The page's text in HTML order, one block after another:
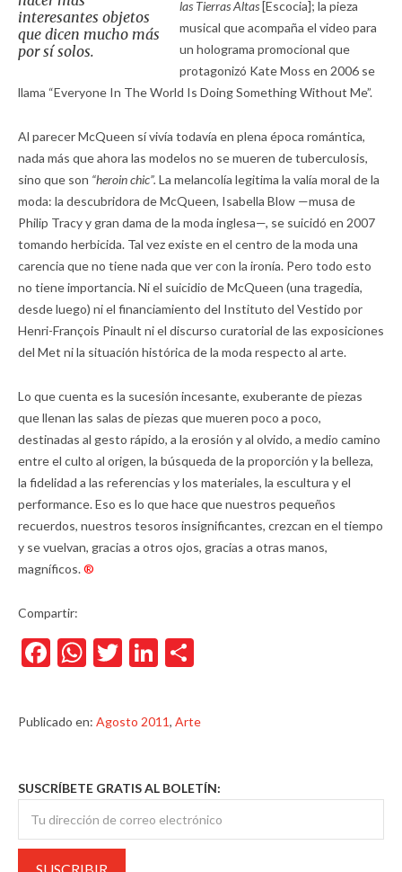
interesantes objetos
que dicen mucho más
por sí solos.
las Tierras Altas[Escocia]; la pieza
musical que acompaña el video para
un holograma promocional que
protagonizó Kate Moss en 2006 se
llama “Everyone In The World Is Doing Something Without Me”.
Al parecer McQueen sí vivía todavía en plena época romántica,
nada más que ahora las modelos no se mueren de tuberculosis,
sino que son “heroin chic”. La melancolía legitima la valía moral de la
moda: la descubridora de McQueen, Isabella Blow —musa de
Philip Tracy y gran dama de la moda inglesa—, se suicidó en 2007
tomando herbicida. Tal vez existe en el centro de la moda una
carencia que no tiene nada que ver con la ironía. Pero todo esto
no tiene importancia. Ni el suicidio de McQueen (una tragedia,
desde luego) ni el financiamiento del Instituto del Vestido por
Henri-François Pinault ni el discurso curatorial de las exposiciones
del Met ni la situación histórica de la moda respecto al arte.
Lo que cuenta es la sucesión incesante, exuberante de piezas
que llenan las salas de piezas que mueren poco a poco,
destinadas al gesto rápido, a la erosión y al olvido, a medio camino
entre el culto al origen, la búsqueda de la proporción y la belleza,
la fidelidad a las referencias y los materiales, la escultura y el
performance. Eso es lo que hace que nuestros pequeños
recuerdos, nuestros tesoros insignificantes, crezcan en el tiempo
y se vuelvan, gracias a otros ojos, gracias a otras manos,
magníficos.®
Compartir:
Facebook
WhatsApp
TwitterLinkedIn
Publicado en: Agosto 2011, Arte
SUSCRÍBETE GRATIS AL BOLETÍN: